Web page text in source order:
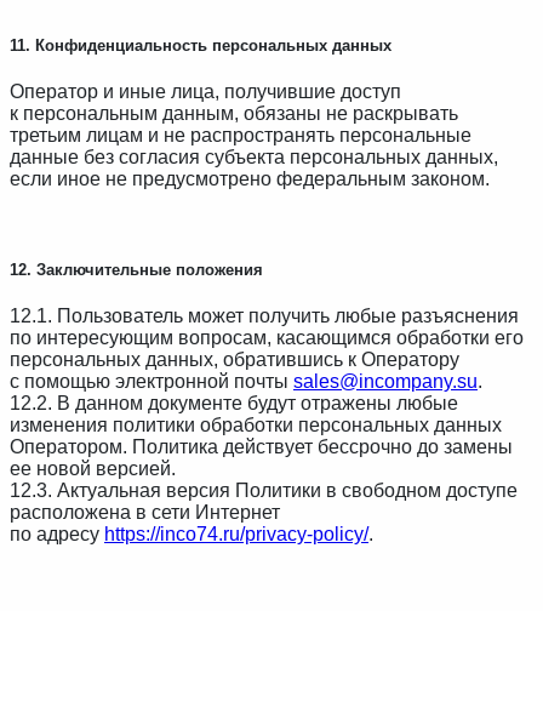
11. Конфиденциальность персональных данных
Оператор и иные лица, получившие доступ
к персональным данным, обязаны не раскрывать
третьим лицам и не распространять персональные
данные без согласия субъекта персональных данных,
если иное не предусмотрено федеральным законом.
12. Заключительные положения
12.1. Пользователь может получить любые разъяснения
по интересующим вопросам, касающимся обработки его
персональных данных, обратившись к Оператору
с помощью электронной почты sales@incompany.su.
12.2. В данном документе будут отражены любые
изменения политики обработки персональных данных
Оператором. Политика действует бессрочно до замены
ее новой версией.
12.3. Актуальная версия Политики в свободном доступе
расположена в сети Интернет
по адресу https://inco74.ru/privacy-policy/.